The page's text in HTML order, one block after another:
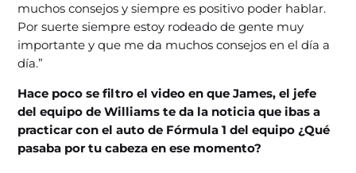
muchos consejos y siempre es positivo poder hablar.
Por suerte siempre estoy rodeado de gente muy
importante y que me da muchos consejos en el día a
día.”
Hace poco se filtro el video en que James, el jefe
del equipo de Williams te da la noticia que ibas a
practicar con el auto de Fórmula 1 del equipo ¿Qué
pasaba por tu cabeza en ese momento?